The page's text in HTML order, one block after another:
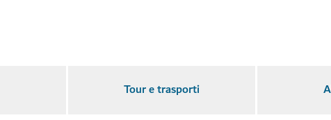
Tour e trasporti